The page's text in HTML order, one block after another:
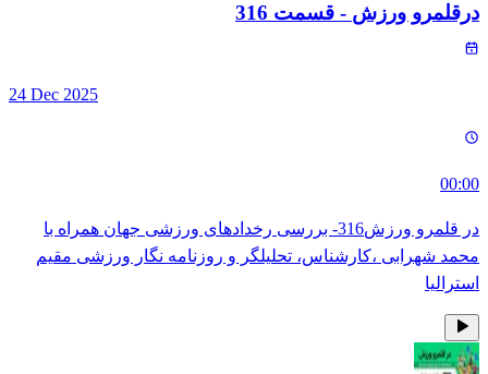
درقلمرو ورزش - قسمت 316
24 Dec 2025
00:00
در قلمرو ورزش316- بررسی رخدادهای ورزشی جهان همراه با
محمد شهرابی ،کارشناس، تحلیلگر و روزنامه نگار ورزشی مقیم
استرالیا